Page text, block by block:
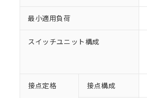
最小適用負荷
スイッチユニット構成
接点定格 接点構成